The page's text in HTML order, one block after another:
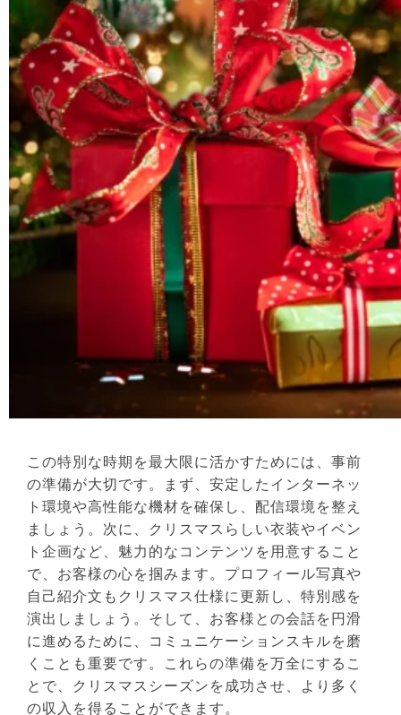
この特別な時期を最大限に活かすためには、事前
の準備が大切です。まず、安定したインターネッ
ト環境や高性能な機材を確保し、配信環境を整え
ましょう。次に、クリスマスらしい衣装やイベン
ト企画など、魅力的なコンテンツを用意すること
で、お客様の心を掴みます。プロフィール写真や
自己紹介文もクリスマス仕様に更新し、特別感を
演出しましょう。そして、お客様との会話を円滑
に進めるために、コミュニケーションスキルを磨
くことも重要です。これらの準備を万全にするこ
とで、クリスマスシーズンを成功させ、より多く
の収入を得ることができます。